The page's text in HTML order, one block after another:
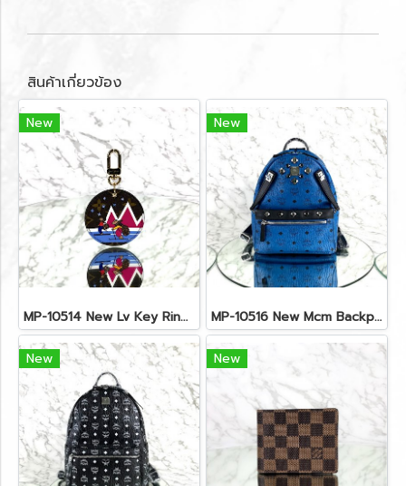
สินค้าเกี่ยวข้อง
New
MP-10514 New Lv Key Ring Chrismas 2018 Monogram Ghw
New
MP-10516 New Mcm Backpack Small Blue/Black Shw
New New